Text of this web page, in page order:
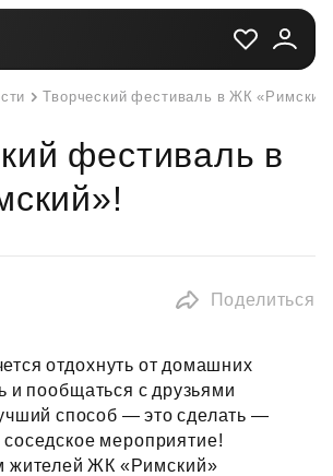
Творческий фестиваль в ЖК
фестиваль в
Поделиться
отдохнуть от домашних
и пообщаться с друзьями
способ — это сделать —
мероприятие!
жителей ЖК «Римский»